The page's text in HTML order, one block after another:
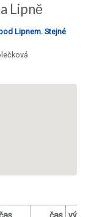
Lipně
Lipnem. Stejné